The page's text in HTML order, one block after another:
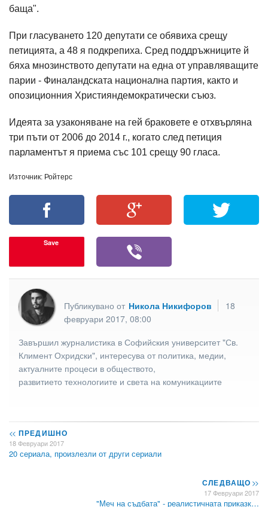
баща".
При гласуването 120 депутати се обявиха срещу
петицията, а 48 я подкрепиха. Сред поддръжниците й
бяха мнозинството депутати на една от управляващите
парии - Финаландската национална партия, както и
опозиционния Християндемократически съюз.
Идеята за узаконяване на гей браковете е отхвърляна
три пъти от 2006 до 2014 г., когато след петиция
парламентът я приема със 101 срещу 90 гласа.
Източник: Ройтерс
Save
Публикувано от Никола Никифоров
18
февруари 2017, 08:00
Завършил журналистика в Софийския университет "Св.
Климент Охридски", интересува от политика, медии,
актуалните процеси в обществото,
развитието технологиите и света на комуникациите
<< ПРЕДИШНО
18 Февруари 2017
20 сериала, произлезли от други сериали
СЛЕДВАЩО>>
17 Февруари 2017
"Меч на съдбата" - реалистичната приказк…